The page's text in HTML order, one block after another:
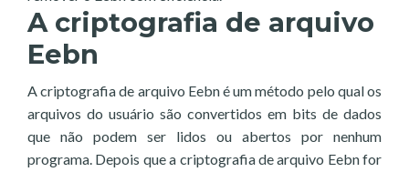
A criptografia de arquivo
Eebn
A criptografia de arquivo Eebn é um método pelo qual os
arquivos do usuário são convertidos em bits de dados
que não podem ser lidos ou abertos por nenhum
programa. Depois que a criptografia de arquivo Eebn for